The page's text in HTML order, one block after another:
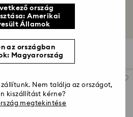
pároknak, beleértve a luxus ékszereket
Rendezési szempont
Rendezési
szempont
ország
Amerikai
Államok
az országban
Magyarország
Nem találja az országot,
kiszállítást kérne?
megtekintése